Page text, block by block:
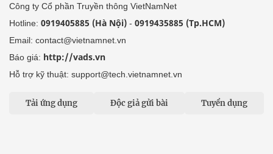
Công ty Cổ phần Truyền thông VietNamNet
Hotline: 0919405885 (Hà Nội) - 0919435885 (Tp.HCM)
Email: contact@vietnamnet.vn
Báo giá: http://vads.vn
Hỗ trợ kỹ thuật: support@tech.vietnamnet.vn
Tải ứng dụng Độc giả gửi bài Tuyển dụng